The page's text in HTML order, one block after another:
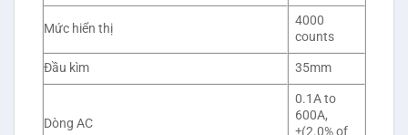
Mức hiển thị
4000
counts
Đầu kìm
35mm
Dòng AC
0.1A to
600A,